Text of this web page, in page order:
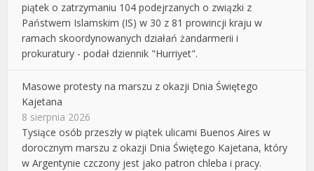
piątek o zatrzymaniu 104 podejrzanych o związki z
Państwem Islamskim (IS) w 30 z 81 prowincji kraju w
ramach skoordynowanych działań żandarmerii i
prokuratury - podał dziennik "Hurriyet".
Masowe protesty na marszu z okazji Dnia Świętego
Kajetana
8 sierpnia 2026
Tysiące osób przeszły w piątek ulicami Buenos Aires w
dorocznym marszu z okazji Dnia Świętego Kajetana, który
w Argentynie czczony jest jako patron chleba i pracy.